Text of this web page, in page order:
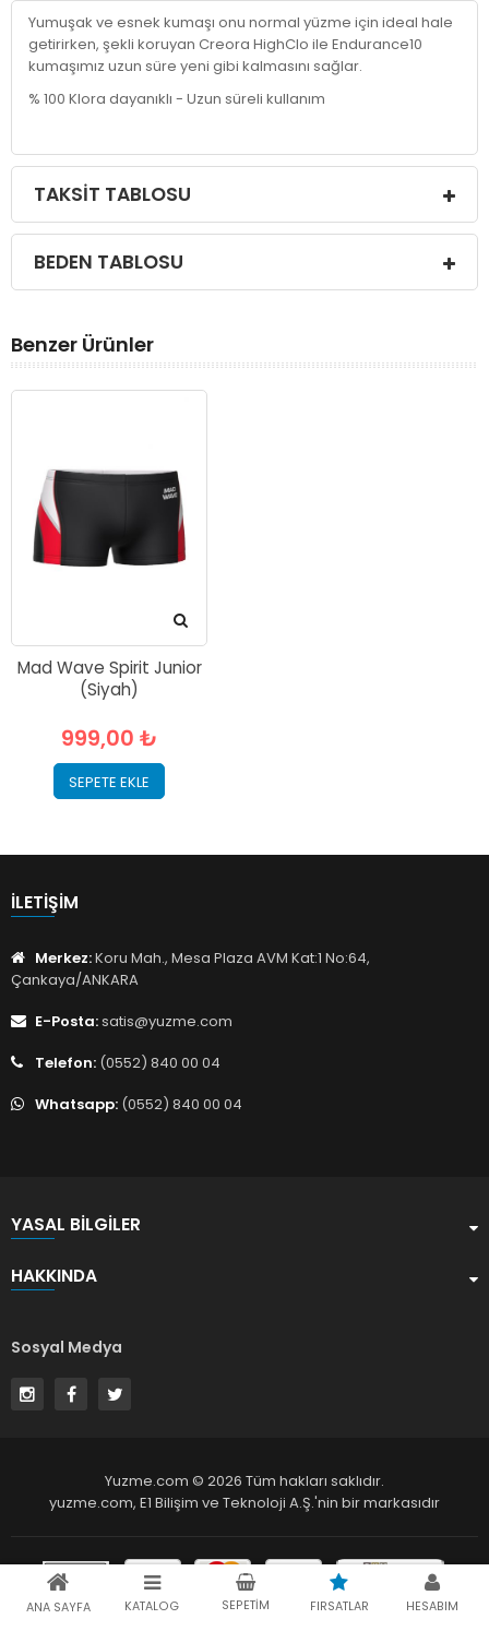
ANA SAYFA KATALOG SEPETIM FIRSATLAR HESABIM
Yumuşak ve esnek kumaşı onu normal yüzme için ideal hale
getirirken, şekli koruyan Creora HighClo ile Endurance10
kumaşımız uzun süre yeni gibi kalmasını sağlar.
% 100 Klora dayanıklı - Uzun süreli kullanım
TAKSIT TABLOSU
BEDEN TABLOSU
Benzer Ürünler
Mad Wave Spirit Junior
(Siyah)
999,00 ₺
SEPETE EKLE
İLETIŞIM
Merkez:Koru Mah., Mesa Plaza AVM Kat:1 No:64,
Çankaya/ANKARA
E-Posta:satis@yuzme.com
Telefon: (0552) 840 00 04
Whatsapp: (0552) 840 00 04
YASAL BILGILER
HAKKINDA
Sosyal Medya
Yuzme.com © 2026 Tüm hakları saklıdır.
yuzme.com, E1 Bilişim ve Teknoloji A.Ş.'nin bir markasıdır